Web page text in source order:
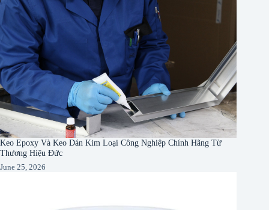
Keo Epoxy Và Keo Dán Kim Loại Công Nghiệp Chính Hãng Từ
Thương Hiệu Đức
June 25, 2026